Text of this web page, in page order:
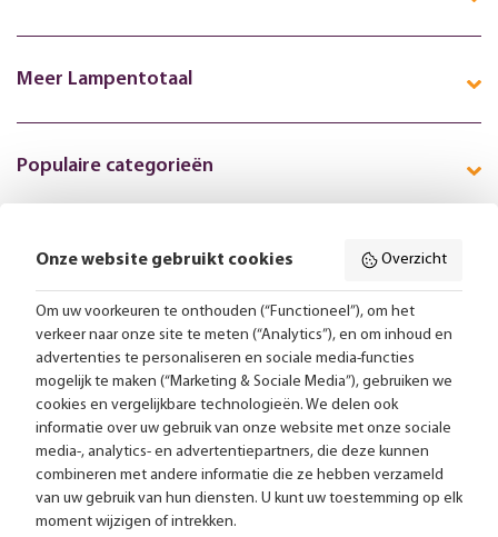
Meer Lampentotaal
Populaire categorieën
Volg ons online:
Gratis bezorging vanaf 99,-
Advies op maat
Meer dan 25.000 lampen op voorraad
4.57 uit 2853 reviews
Onze website gebruikt cookies Overzicht
Om uw voorkeuren te onthouden (“Functioneel”), om het
verkeer naar onze site te meten (“Analytics”), en om inhoud en
advertenties te personaliseren en sociale media-functies
mogelijk te maken (“Marketing & Sociale Media”), gebruiken we
cookies en vergelijkbare technologieën. We delen ook
informatie over uw gebruik van onze website met onze sociale
media-, analytics- en advertentiepartners, die deze kunnen
combineren met andere informatie die ze hebben verzameld
van uw gebruik van hun diensten. U kunt uw toestemming op elk
moment wijzigen of intrekken.